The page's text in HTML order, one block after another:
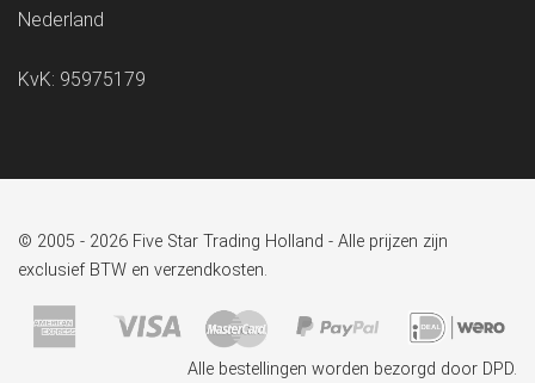
Nederland
KvK: 95975179
© 2005 - 2026 Five Star Trading Holland - Alle prijzen zijn
exclusief BTW en verzendkosten.
Alle bestellingen worden bezorgd door DPD.